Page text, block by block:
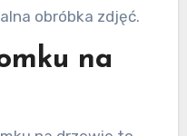
obróbka zdjęć.
na